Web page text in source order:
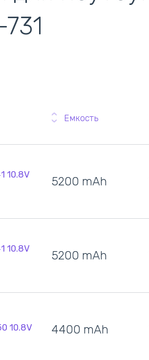
Емкость
10.8V
5200 mAh
10.8V
5200 mAh
10.8V
4400 mAh